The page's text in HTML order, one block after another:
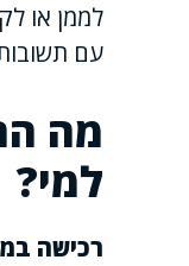
לממן או
עם
מה
למי?
רכישה